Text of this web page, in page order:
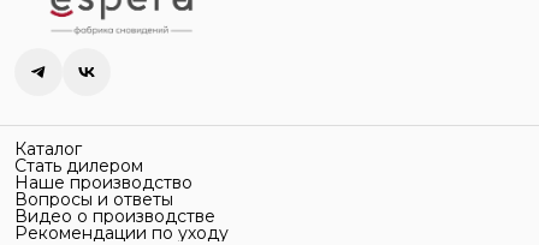
Каталог
Стать дилером
Наше производство
Вопросы и ответы
Видео о производстве
Рекомендации по уходу